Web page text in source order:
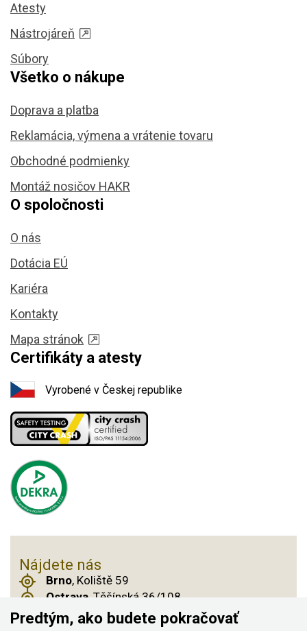
Atesty
Nástrojáreň
Súbory
Všetko o nákupe
Doprava a platba
Reklamácia, výmena a vrátenie tovaru
Obchodné podmienky
Montáž nosičov HAKR
O spoločnosti
O nás
Dotácia EÚ
Kariéra
Kontakty
Mapa stránok
Certifikáty a atesty
Vyrobené v Českej republike
Nájdete nás
Brno, Koliště 59
Ostrava, Těšínská 36/108
Praha 14, Českobrodská 901
Predtým, ako budete pokračovať